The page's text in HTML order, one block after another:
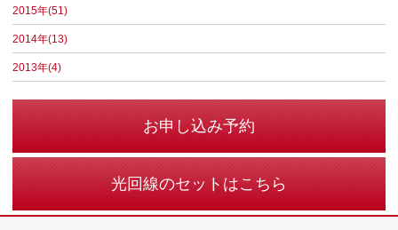
2015年(51)
2014年(13)
2013年(4)
お申し込み予約
光回線のセットはこちら